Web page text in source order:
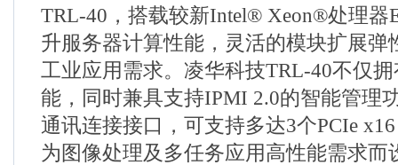
TRL-40，搭载较新Intel® Xeon®处理器
升服务器计算性能，灵活的模块扩展弹
工业应用需求。凌华科技TRL-40不仅
能，同时兼具支持IPMI 2.0的智能管理
通讯连接接口，可支持多达3个PCIe
为图像处理及多任务应用高性能需求而